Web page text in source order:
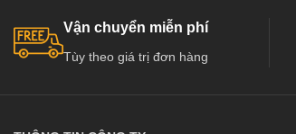
Vận chuyển miễn phí
Tùy theo giá trị đơn hàng